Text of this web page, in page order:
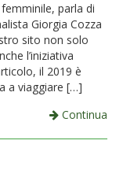
parla di
Giorgia Cozza
sito non solo
l’iniziativa
il 2019 è
a viaggiare […]
Continua